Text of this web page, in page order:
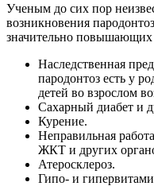
Ученым до сих пор
возникновения
значительно повышающих
Наследственная
пародонтоз есть у
детей во взрослом
Сахарный диабет и
Курение.
Неправильная
ЖКТ и других
Атеросклероз.
Гипо- и